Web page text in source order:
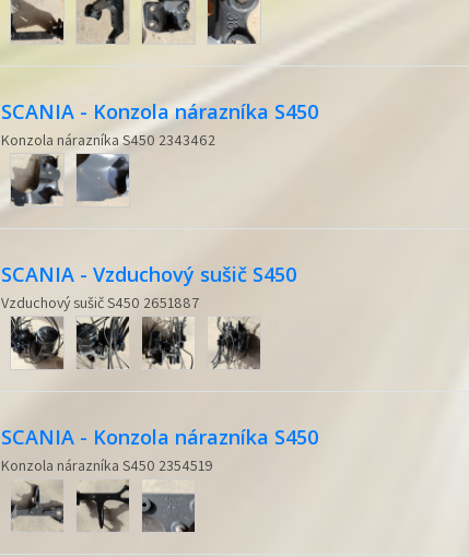
SCANIA - Konzola nárazníka S450
Konzola nárazníka S450 2343462
SCANIA - Vzduchový sušič S450
Vzduchový sušič S450 2651887
SCANIA - Konzola nárazníka S450
Konzola nárazníka S450 2354519